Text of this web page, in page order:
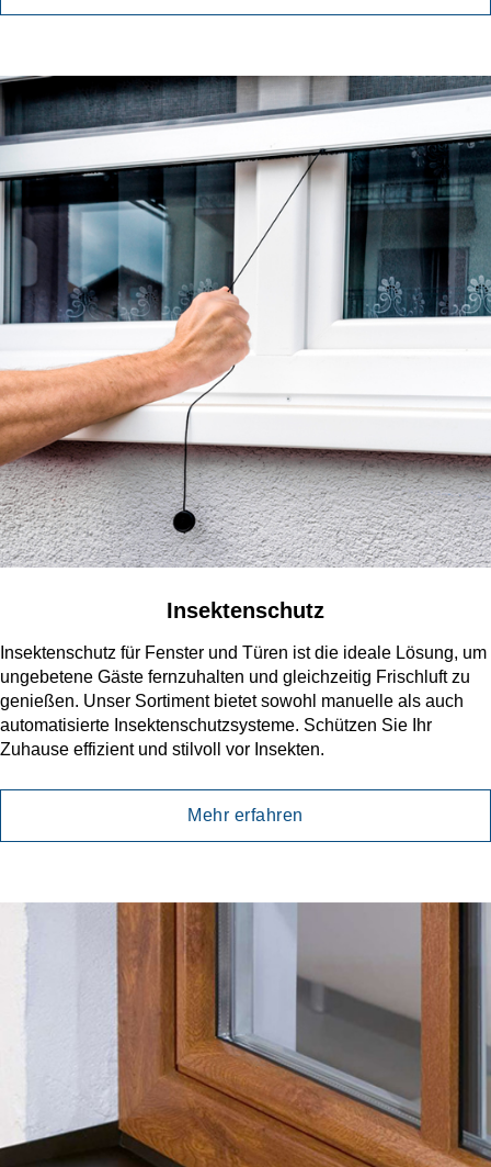
Insektenschutz
Insektenschutz für Fenster und Türen ist die ideale Lösung, um
ungebetene Gäste fernzuhalten und gleichzeitig Frischluft zu
genießen. Unser Sortiment bietet sowohl manuelle als auch
automatisierte Insektenschutzsysteme. Schützen Sie Ihr
Zuhause effizient und stilvoll vor Insekten.
Mehr erfahren